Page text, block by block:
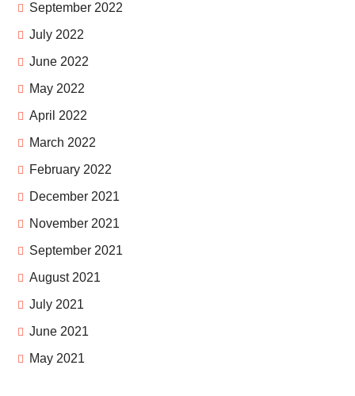
September 2022
July 2022
June 2022
May 2022
April 2022
March 2022
February 2022
December 2021
November 2021
September 2021
August 2021
July 2021
June 2021
May 2021